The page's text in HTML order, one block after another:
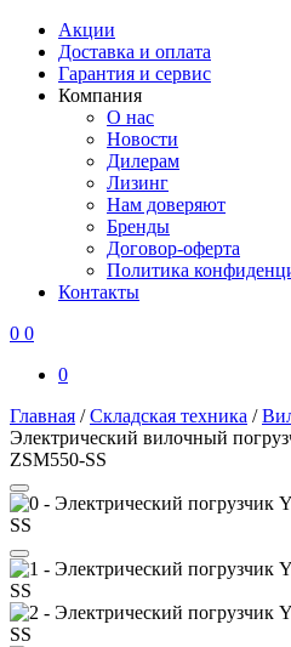
Акции
Доставка и оплата
Гарантия и сервис
Компания
О нас
Новости
Дилерам
Лизинг
Нам доверяют
Бренды
Договор-оферта
Политика
Контакты
0 0
0
Главная /Складская техника /
Электрический вилочный
ZSM550-SS